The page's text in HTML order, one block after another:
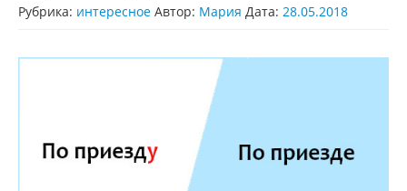
Контакты
Справка
Рубрика: интересное Автор: Мария Дата: 28.05.2018